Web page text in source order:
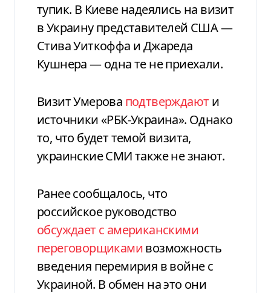
тупик. В Киеве надеялись на визит
в Украину представителей США —
Стива Уиткоффа и Джареда
Кушнера — одна те не приехали.
Визит Умерова подтверждают и
источники «РБК-Украина». Однако
то, что будет темой визита,
украинские СМИ также не знают.
Ранее сообщалось, что
российское руководство
обсуждает с американскими
переговорщикамивозможность
введения перемирия в войне с
Украиной. В обмен на это они